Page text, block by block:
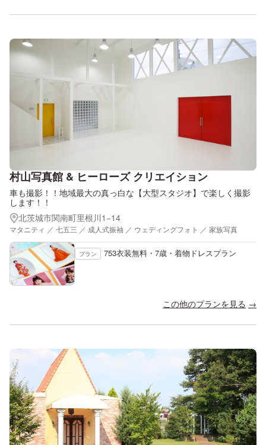
村山写真館 & ヒーローズ クリエイション
車も撮影！！地域最大の真っ白な【大型スタジオ】で楽しく撮影
します！！
北茨城市関南町里根川1−14
マタニティ ／ 七五三 ／ 成人式振袖 ／ ウェディングフォト ／ 家族写真
プラン 753衣装無料・7歳・着物ドレスプラン
この他のプランを見る